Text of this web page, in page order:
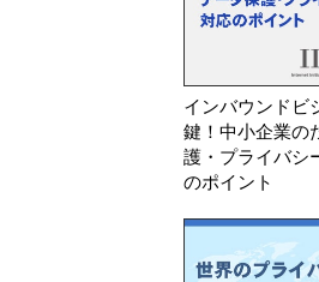
インバウンドビ
鍵！中小企業の
護・プライバシ
のポイント